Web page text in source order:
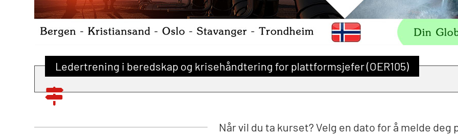
Ledertrening i beredskap og krisehåndtering for plattformsjefer (OER105)
Når vil du ta kurset? Velg en dato for å melde deg